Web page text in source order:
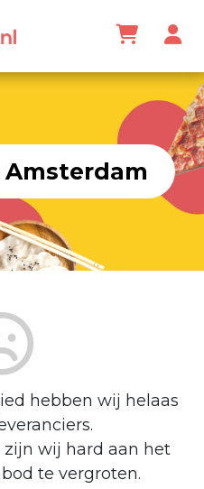
hebben wij helaas
wij hard aan het
te vergroten.